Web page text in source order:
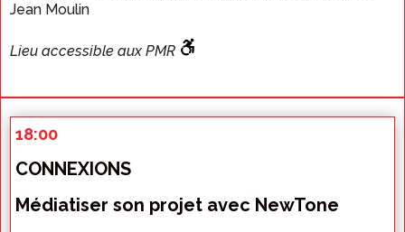
Jean Moulin
Lieu accessible aux PMR
18:00
CONNEXIONS
Médiatiser son projet avec NewTone